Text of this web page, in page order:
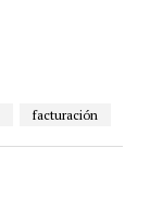
facturación